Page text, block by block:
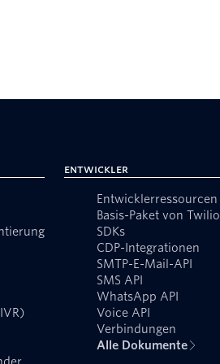
Entwickler
Entwicklerressourcen
Basis-Paket von Twilio
SDKs
CDP-Integrationen
SMTP-E-Mail-API
SMS API
WhatsApp API
Voice API
Verbindungen
Alle Dokumente